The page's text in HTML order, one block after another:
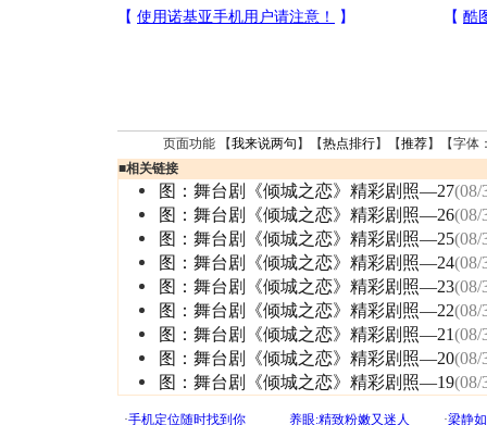
页面功能 【我来说两句 】【热点排行】【推荐】【字体
■相关链接
图：舞台剧《倾城之恋》精彩剧照—27(08/
图：舞台剧《倾城之恋》精彩剧照—26(08/
图：舞台剧《倾城之恋》精彩剧照—25(08/
图：舞台剧《倾城之恋》精彩剧照—24(08/
图：舞台剧《倾城之恋》精彩剧照—23(08/
图：舞台剧《倾城之恋》精彩剧照—22(08/
图：舞台剧《倾城之恋》精彩剧照—21(08/
图：舞台剧《倾城之恋》精彩剧照—20(08/
图：舞台剧《倾城之恋》精彩剧照—19(08/